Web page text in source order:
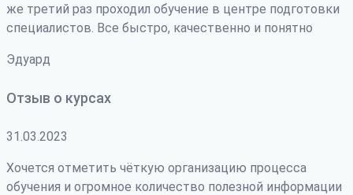
же третий раз проходил обучение в центре подготовки
специалистов. Все быстро, качественно и понятно
Эдуард
Отзыв о курсах
31.03.2023
Хочется отметить чёткую организацию процесса
обучения и огромное количество полезной информации